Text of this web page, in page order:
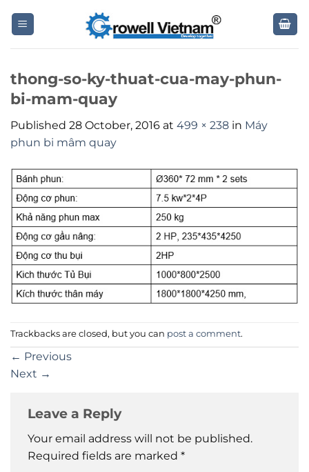
thong-so-ky-thuat-cua-may-phun-
bi-mam-quay
Published 28 October, 2016 at 499 × 238 in Máy
phun bi mâm quay
Trackbacks are closed, but you can post a comment.
← Previous
Next →
Leave a Reply
Your email address will not be published.
Required fields are marked *